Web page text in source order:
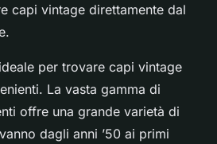
capi vintage direttamente dal
per trovare capi vintage
La vasta gamma di
offre una grande varietà di
dagli anni ’50 ai primi